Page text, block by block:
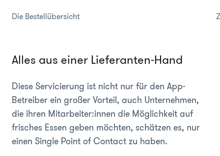
Die Bestellübersicht
Alles aus einer Lieferanten-Hand
Diese Servicierung ist nicht nur für den App-
Betreiber ein großer Vorteil, auch Unternehmen,
die ihren Mitarbeiter:innen die Möglichkeit auf
frisches Essen geben möchten, schätzen es, nur
einen Single Point of Contact zu haben.